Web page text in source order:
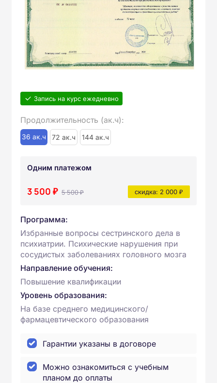
Запись на курс ежедневно
Продолжительность (ак.ч):
36 ак.ч 72 ак.ч 144 ак.ч
Одним платежом
3 500 ₽ 5 500 ₽ скидка: 2 000 ₽
Программа:
Избранные вопросы сестринского дела в
психиатрии. Психические нарушения при
сосудистых заболеваниях головного мозга
Направление обучения:
Повышение квалификации
Уровень образования:
На базе среднего медицинского/
фармацевтического образования
Гарантии указаны в договоре
Можно ознакомиться с учебным
планом до оплаты